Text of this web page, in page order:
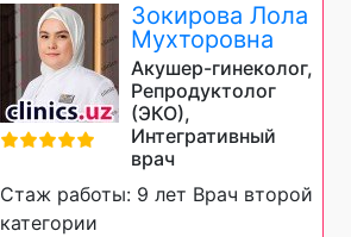
Зокирова Лола
Мухторовна
Акушер-гинеколог,
Репродуктолог
(ЭКО),
Интегративный
врач
Стаж работы: 9 лет Врач второй
категории